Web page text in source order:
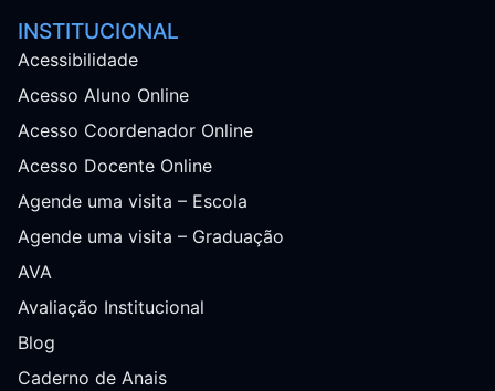
INSTITUCIONAL
Acessibilidade
Acesso Aluno Online
Acesso Coordenador Online
Acesso Docente Online
Agende uma visita – Escola
Agende uma visita – Graduação
AVA
Avaliação Institucional
Blog
Caderno de Anais